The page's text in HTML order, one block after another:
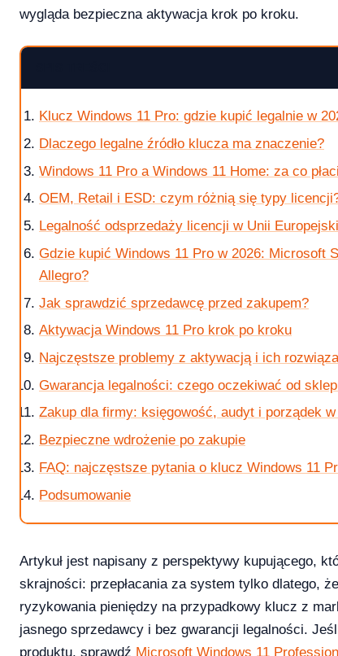
kroku
— kompletna ściąga [2026]
wygląda bezpieczna aktywacja krok po kroku.
Klucz Windows 11 Pro: gdzie kupić legalnie w
Dlaczego legalne źródło klucza ma znaczenie?
Windows 11 Pro a Windows 11 Home: za co
OEM, Retail i ESD: czym różnią się typy
Legalność odsprzedaży licencji w Unii
Gdzie kupić Windows 11 Pro w 2026: Microsoft
Allegro?
Jak sprawdzić sprzedawcę przed zakupem?
Aktywacja Windows 11 Pro krok po kroku
Najczęstsze problemy z aktywacją i ich
Gwarancja legalności: czego oczekiwać od
Zakup dla firmy: księgowość, audyt i porządek
Bezpieczne wdrożenie po zakupie
FAQ: najczęstsze pytania o klucz Windows 11
Podsumowanie
Artykuł jest napisany z perspektywy kupującego,
skrajności: przepłacania za system tylko dlatego,
ryzykowania pieniędzy na przypadkowy klucz z
jasnego sprzedawcy i bez gwarancji legalności.
produktu, sprawdź Microsoft Windows 11